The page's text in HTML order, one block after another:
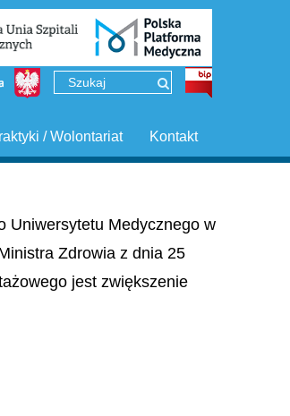
Kontakt
/ Wolontariat
Uniwersytetu Medycznego w
Zdrowia z dnia 25
jest zwiększenie